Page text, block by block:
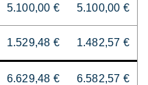
5.100,00 € 5.100,00 €
1.529,48 € 1.482,57 €
6.629,48 € 6.582,57 €